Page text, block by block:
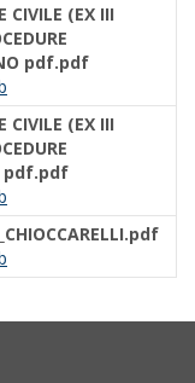
CIVILE (EX III
pdf.pdf
CIVILE (EX III
pdf.pdf